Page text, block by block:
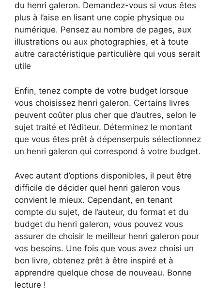
du henri galeron. Demandez-vous si vous êtes
plus à l’aise en lisant une copie physique ou
numérique. Pensez au nombre de pages, aux
illustrations ou aux photographies, et à toute
autre caractéristique particulière qui vous serait
utile
Enfin, tenez compte de votre budget lorsque
vous choisissez henri galeron. Certains livres
peuvent coûter plus cher que d’autres, selon le
sujet traité et l’éditeur. Déterminez le montant
que vous êtes prêt à dépenserpuis sélectionnez
un henri galeron qui correspond à votre budget.
Avec autant d’options disponibles, il peut être
difficile de décider quel henri galeron vous
convient le mieux. Cependant, en tenant
compte du sujet, de l’auteur, du format et du
budget du henri galeron, vous pouvez vous
assurer de choisir le meilleur henri galeron pour
vos besoins. Une fois que vous avez choisi un
bon livre, obtenez prêt à être inspiré et à
apprendre quelque chose de nouveau. Bonne
lecture !